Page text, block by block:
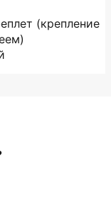
(крепление